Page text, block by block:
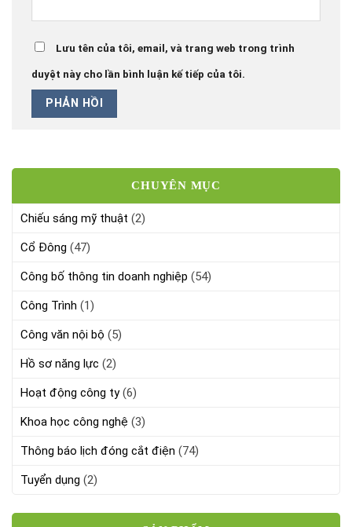
Lưu tên của tôi, email, và trang web trong trình
duyệt này cho lần bình luận kế tiếp của tôi.
CHUYÊN MỤC
Chiếu sáng mỹ thuật (2)
Cổ Đông (47)
Công bố thông tin doanh nghiệp (54)
Công Trình (1)
Công văn nội bộ (5)
Hồ sơ năng lực (2)
Hoạt động công ty(6)
Khoa học công nghệ (3)
Thông báo lịch đóng cắt điện (74)
Tuyển dụng (2)